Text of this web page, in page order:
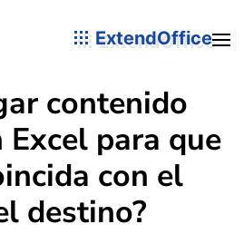
ExtendOffice
contenido
para que
con el
destino?